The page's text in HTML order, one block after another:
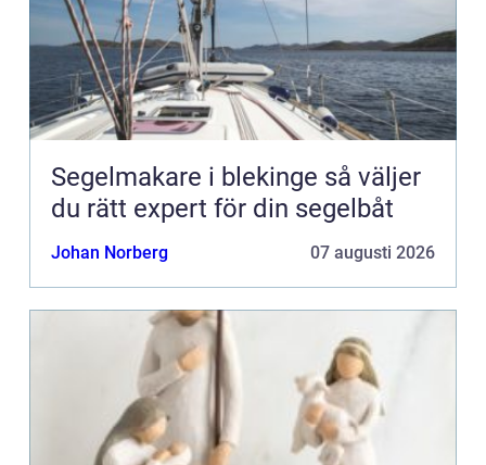
Segelmakare i blekinge så väljer
du rätt expert för din segelbåt
Johan Norberg 07 augusti 2026